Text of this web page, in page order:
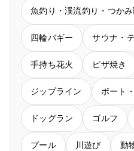
魚釣り・渓流釣り・つかみ
四輪バギー サウナ・
手持ち花火 ピザ焼き
ジップライン ボート
ドッグラン ゴルフ
プール 川遊び 動